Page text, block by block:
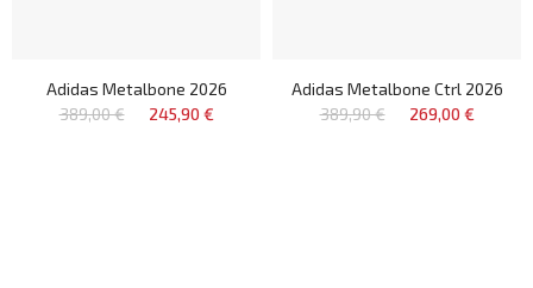
Adidas Metalbone 2026
389,00 €
245,90 €
Adidas Metalbone Ctrl 2026
389,90 €
269,00 €